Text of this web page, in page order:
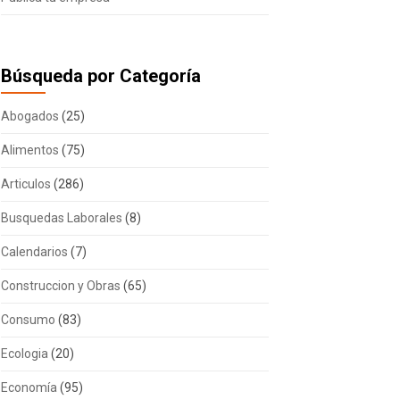
Búsqueda por Categoría
Abogados (25)
Alimentos (75)
Articulos (286)
Busquedas Laborales (8)
Calendarios (7)
Construccion y Obras (65)
Consumo (83)
Ecologia(20)
Economía(95)